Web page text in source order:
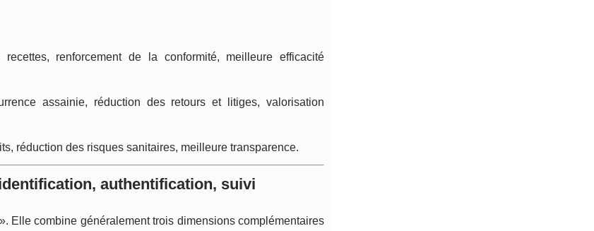
renforcement de la conformité, meilleure efficacité
assainie, réduction des retours et litiges, valorisation
réduction des risques sanitaires, meilleure transparence.
authentification, suivi
Elle combine généralement trois dimensions complémentaires